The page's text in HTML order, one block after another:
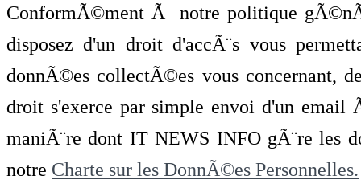
ConformÃ©ment Ã notre politique
disposez d'un droit d'accÃ¨s vous
donnÃ©es collectÃ©es vous concernant,
droit s'exerce par simple envoi d'un
maniÃ¨re dont IT NEWS INFO gÃ¨re les
notre Charte sur les DonnÃ©es Personnelles.